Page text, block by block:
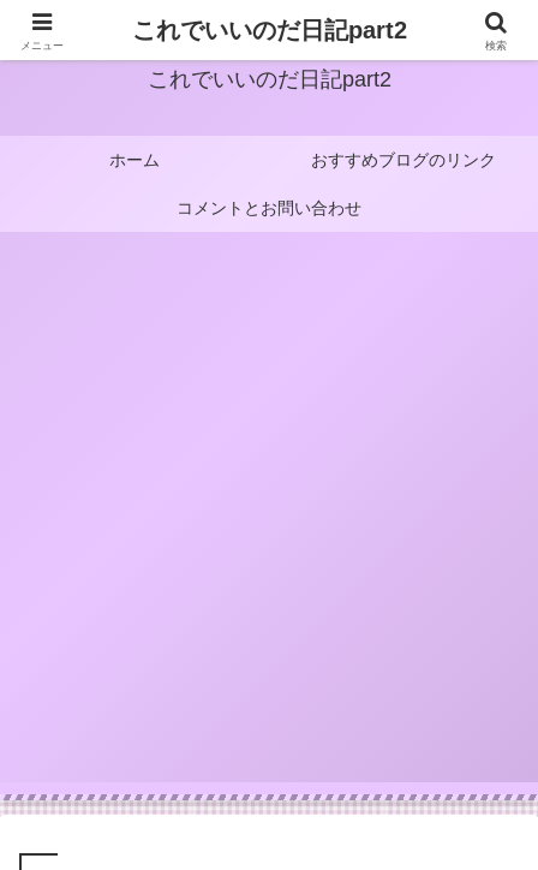
これでいいのだ日記part2
ホーム おすすめブログのリンク
コメントとお問い合わせ
メニュー
これでいいのだ日記part2
検索